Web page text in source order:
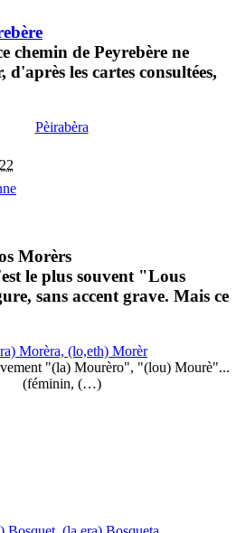
chemin de Peyrebère ne
d'après les cartes consultées,
Pèirabèra
Morèrs
le plus souvent "Lous
sans accent grave. Mais ce
Morèra, (lo,eth) Morèr
"(la) Mourèro", "(lou) Mourè"...
(féminin, (…)